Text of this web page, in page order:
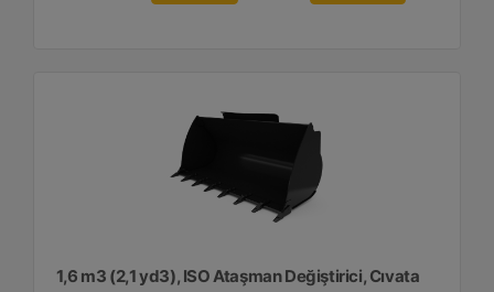
1,6 m3 (2,1 yd3), ISO Ataşman Değiştirici, Cıvata